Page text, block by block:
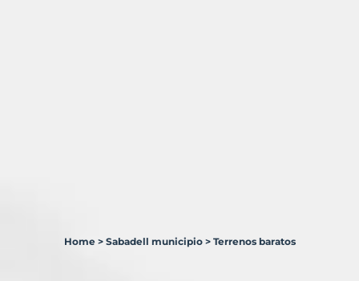
Home > Sabadell municipio > Terrenos baratos